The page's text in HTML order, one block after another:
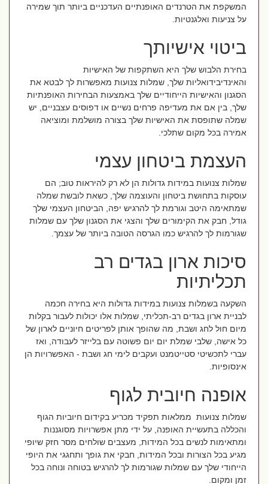
המשקפת את הטרנדים האופנתיים העדכניים ביותר תוך שמירה
על צניעות ואלגנטיות.
ביטוי אישיותך
בחירת הלבוש שלך היא השתקפות של האישיות
והאינדיבידואליות שלך, שמלות צנועות מאפשרות לך לבטא את
הסגנון והאישיות הייחודיים שלך באמצעות הבחירות האופנתיות
שלך, בין אם את מעדיפה פרחים נשיים או דפוסים עצבניים, יש
שמלה שתופסת את האישיות שלך בצורה מושלמת ומוציאה
אמירה בכל מקום שתלכי.
העצמת ביטחון עצמי
שמלות צנועות במידות גדולות הן לא רק להיראות טוב; הם
עוסקות בתחושת ביטחון והעוצמה שלך, כשאת לובשת שמלה
שמתאימה היטב וגורמת לך להרגיש יפה, הביטחון העצמי שלך
גודל, חבק את הקימורים שלך והצגי את הסגנון שלך עם שמלות
שגורמות לך להרגיש כמו הגרסה הטובה ביותר של עצמך.
סיכות ארון בגדים רב
תכליתיות
השקעה בשמלות צנועות במידות גדולות היא בחירה חכמה
לבניית ארון בגדים רב-תכליתי, שמלות אלו יכולות לעבור בקלות
מיום חול לחג ושבת, מה שהופך אותן לפריטים חיוניים לארון של
כל אישה, שלבי שמלת יום יום פשוטה עם בלייזר לעבודה, ואז
עברי לתכשיטי סטייטמנט ועקבים לימי חג ושבת - האפשרויות הן
אינסופיות.
אופנה חיובית לגוף
שמלות צנועות ממלאות תפקיד מכריע בקידום חיוביות הגוף
והכללה בתעשיית האופנה, על ידי מתן אפשרויות מסוגננות
ומתאימות לנשים בכל המידות, מעצבים שולחים מסר חזק שיופי
מגיע בכל הצורות ובכל המידות, חבקי את גופך ותחגגי את היופי
הייחודי שלך עם שמלות שגורמות לך להרגיש בטוחה ונוחה בכל
זמן ומקום.